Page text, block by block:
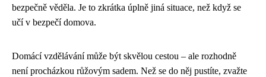
bezpečně věděla. Je to zkrátka úplně jiná situace, než když se
učí v bezpečí domova.
Domácí vzdělávání může být skvělou cestou – ale rozhodně
není procházkou růžovým sadem. Než se do něj pustíte, zvažte